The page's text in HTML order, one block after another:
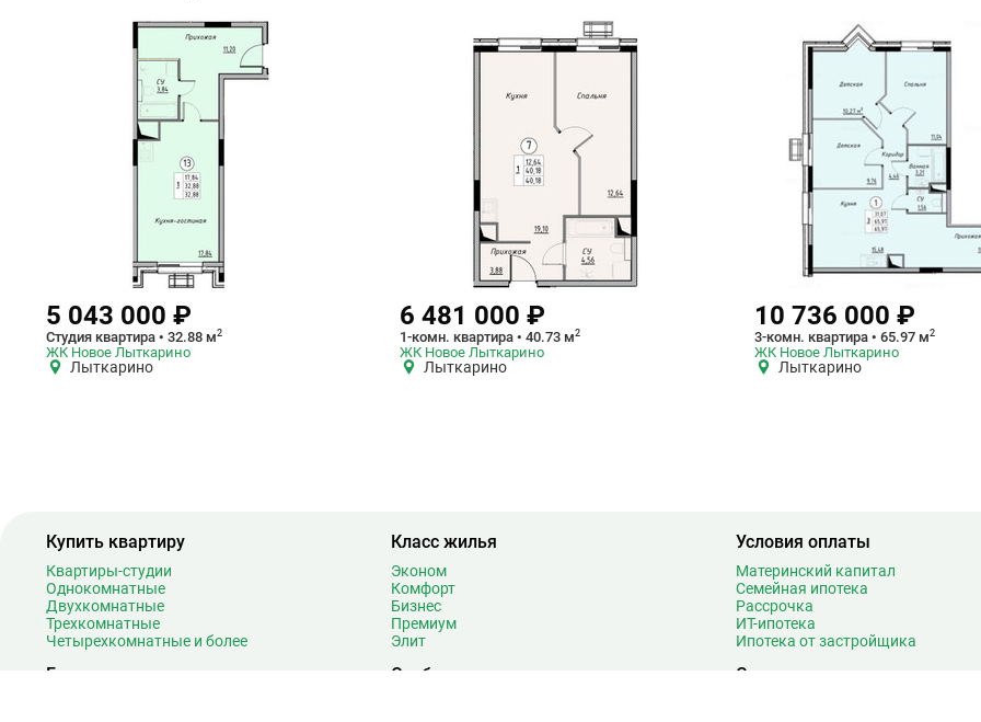
5 043 000 ₽
Студия квартира • 32.88 м2
ЖК Новое Лыткарино
Лыткарино
6 481 000 ₽
1-комн. квартира • 40.73 м2
ЖК Новое Лыткарино
Лыткарино
10 736 000 ₽
3-комн. квартира • 65.97 м2
ЖК Новое Лыткарино
Лыткарино
Купить квартиру
Квартиры-студии
Однокомнатные
Двухкомнатные
Трехкомнатные
Четырехкомнатные и более
Готовность
Класс жилья
Эконом
Комфорт
Бизнес
Премиум
Элит
Особенности
Условия оплаты
Материнский капитал
Семейная ипотека
Рассрочка
ИТ-ипотека
Ипотека от застройщика
Срок сдачи